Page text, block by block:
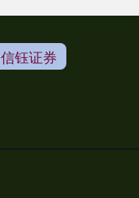
信钰证券